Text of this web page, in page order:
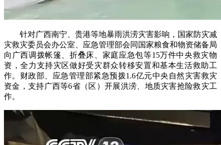
针对广西南宁、贵港等地暴雨洪涝灾害影响，国家防灾减
灾救灾委员会办公室、应急管理部会同国家粮食和物资储备局
向广西调拨帐篷、折叠床、家庭应急包等15万件中央救灾物
资，全力支持灾区做好受灾群众转移安置和基本生活救助工
作。财政部、应急管理部紧急预拨1.6亿元中央自然灾害救灾
资金，支持广西等6省（区）开展洪涝、地质灾害抢险救灾工
作。